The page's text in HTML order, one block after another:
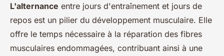
L'alternance entre jours d'entraînement et jours de
repos est un pilier du développement musculaire. Elle
offre le temps nécessaire à la réparation des fibres
musculaires endommagées, contribuant ainsi à une